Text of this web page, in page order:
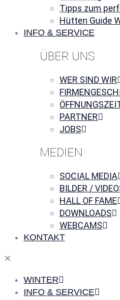
Tipps zum
Hütten Guide
INFO & SERVICE
ÜBER UNS
WER SIND WIR
PARTNER
JOBS
MEDIEN
SOCIAL MEDIA
BILDER /
HALL OF FAME
DOWNLOADS
WEBCAMS
KONTAKT
✕
WINTER
INFO & SERVICE